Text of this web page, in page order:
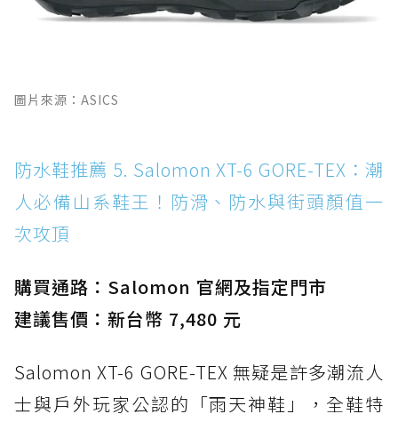
圖片來源：ASICS
防水鞋推薦 5. Salomon XT-6 GORE-TEX：潮
人必備山系鞋王！防滑、防水與街頭顏值一
次攻頂
購買通路：Salomon 官網及指定門市
建議售價：新台幣 7,480 元
Salomon XT-6 GORE-TEX 無疑是許多潮流人
士與戶外玩家公認的「雨天神鞋」，全鞋特